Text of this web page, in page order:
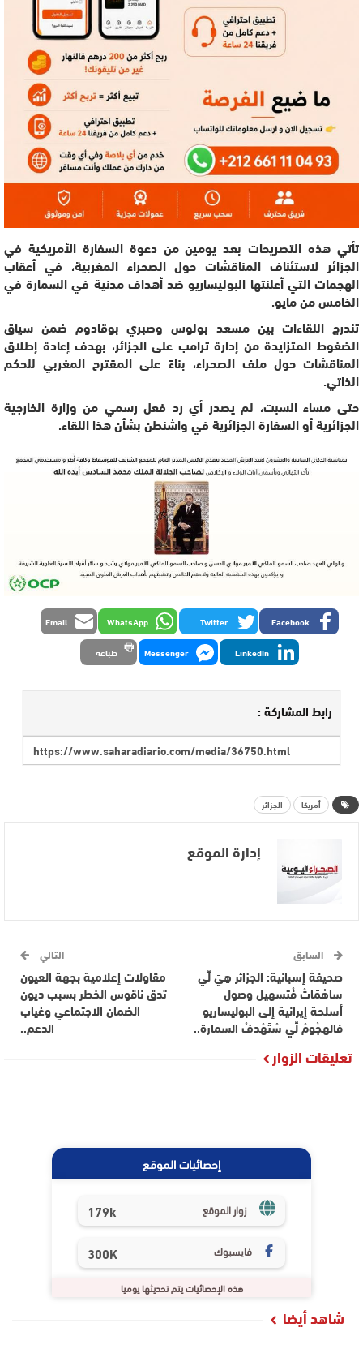
تأتي هذه التصريحات بعد يومين من دعوة السفارة الأمريكية في
الجزائر لاستئناف المناقشات حول الصحراء المغربية، في أعقاب
الهجمات التي أعلنتها البوليساريو ضد أهداف مدنية في السمارة في
الخامس من مايو.
تندرج اللقاءات بين مسعد بولوس وصبري بوقادوم ضمن سياق
الضغوط المتزايدة من إدارة ترامب على الجزائر، بهدف إعادة إطلاق
المناقشات حول ملف الصحراء، بناءً على المقترح المغربي للحكم
الذاتي.
حتى مساء السبت، لم يصدر أي رد فعل رسمي من وزارة الخارجية
الجزائرية أو السفارة الجزائرية في واشنطن بشأن هذا اللقاء.
Facebook
Twitter
WhatsApp
Email
LinkedIn
Messenger طباعة
رابط المشاركة :
أمريكا الجزائر
إدارة الموقع
السابق
صحيفة إسبانية: الجزائر هِيَ لِّي
ساهْمَاتْ فْتسهيل وصول
أسلحة إيرانية إلى البوليساريو
فالهجُومْ لِّي سْتَهْدَفْ السمارة..
التالي
مقاولات إعلامية بجهة العيون
تدق ناقوس الخطر بسبب ديون
الضمان الاجتماعي وغياب
الدعم..
تعليقات الزوار
إحصائيات الموقع
زوار الموقع 179k
فايسبوك 300K
هذه الإحصائيات يتم تحديثها يوميا
شاهد أيضا